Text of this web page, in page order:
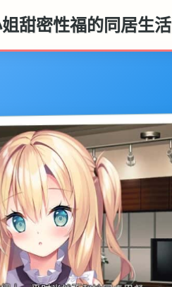
甜密性福的同居生活